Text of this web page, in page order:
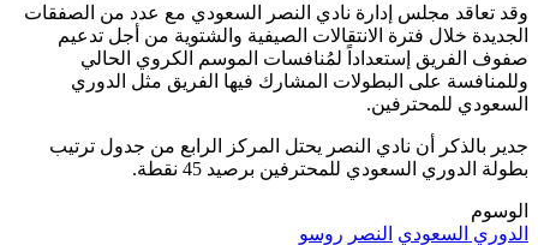
مجلس إدارة نادي النصر السعودي مع عدد من الصفقات
خلال فترة الانتقالات الصيفية والشتوية من أجل تدعيم
إستعداداً لمُنافسات الموسم الكروي الحالي
على البطولات المشارك فيها الفريق مثل الدوري
للمحترفين.
أن نادي النصر يحتل المركز الرابع من جدول ترتيب
السعودي للمحترفين برصيد 45 نقطة.
السعودي النصر روسو